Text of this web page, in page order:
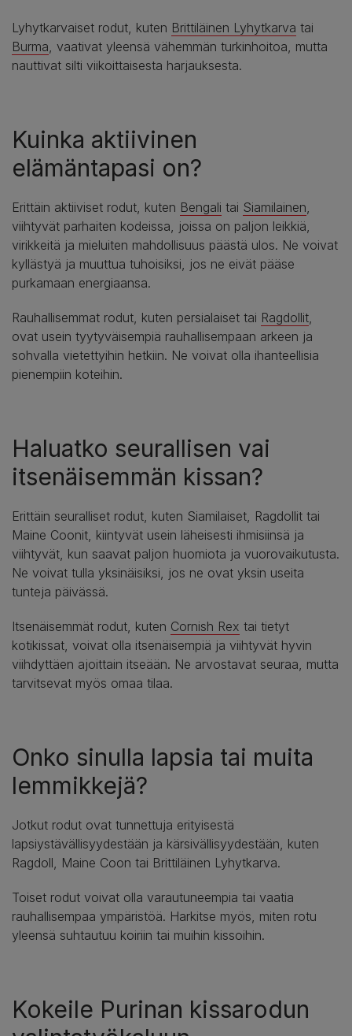
Lyhytkarvaiset rodut, kuten Brittiläinen Lyhytkarva tai
Burma , vaativat yleensä vähemmän turkinhoitoa, mutta
nauttivat silti viikoittaisesta harjauksesta.
Kuinka aktiivinen
elämäntapasi on?
Erittäin aktiiviset rodut, kuten Bengali tai Siamilainen
viihtyvät parhaiten kodeissa, joissa on paljon leikkiä,
virikkeitä ja mieluiten mahdollisuus päästä ulos. Ne voivat
kyllästyä ja muuttua tuhoisiksi, jos ne eivät pääse
purkamaan energiaansa.
Rauhallisemmat rodut, kuten persialaiset tai Ragdollit
ovat usein tyytyväisempiä rauhallisempaan arkeen ja
sohvalla vietettyihin hetkiin. Ne voivat olla ihanteellisia
pienempiin koteihin.
Haluatko seurallisen vai
itsenäisemmän kissan?
Erittäin seuralliset rodut, kuten Siamilaiset, Ragdollit tai
Maine Coonit, kiintyvät usein läheisesti ihmisiinsä ja
viihtyvät, kun saavat paljon huomiota ja vuorovaikutusta.
Ne voivat tulla yksinäisiksi, jos ne ovat yksin useita
tunteja päivässä.
Itsenäisemmät rodut, kuten Cornish Rex tai tietyt
kotikissat, voivat olla itsenäisempiä ja viihtyvät hyvin
viihdyttäen ajoittain itseään. Ne arvostavat seuraa, mutta
tarvitsevat myös omaa tilaa.
Onko sinulla lapsia tai muita
lemmikkejä?
Jotkut rodut ovat tunnettuja erityisestä
lapsiystävällisyydestään ja kärsivällisyydestään, kuten
Ragdoll, Maine Coon tai Brittiläinen Lyhytkarva.
Toiset rodut voivat olla varautuneempia tai vaatia
rauhallisempaa ympäristöä. Harkitse myös, miten rotu
yleensä suhtautuu koiriin tai muihin kissoihin.
Kokeile Purinan kissarodun